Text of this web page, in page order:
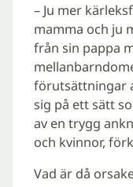
– Ju mer
mamma och ju
från sin pappa
förutsättningar
sig på ett sätt
av en trygg
och kvinnor,
Vad är då